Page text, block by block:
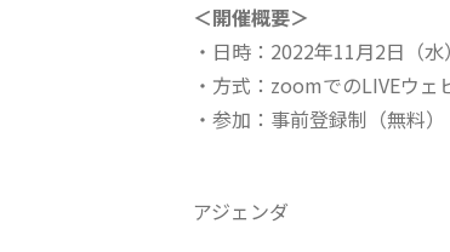
＜開催概要＞
・日時：2022年11月2日（
・方式：zoomでのLIVEウェ
・参加：事前登録制（無料）
アジェンダ